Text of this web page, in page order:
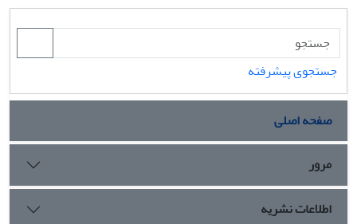
جستجوی پیشرفته
صفحه اصلی
مرور
اطلاعات نشریه